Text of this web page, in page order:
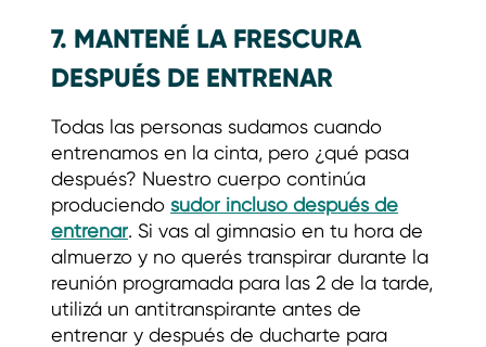
7. MANTENÉ LA FRESCURA
DESPUÉS DE ENTRENAR
Todas las personas sudamos cuando
entrenamos en la cinta, pero ¿qué pasa
después? Nuestro cuerpo continúa
produciendo sudor incluso después de
entrenar. Si vas al gimnasio en tu hora de
almuerzo y no querés transpirar durante la
reunión programada para las 2 de la tarde,
utilizá un antitranspirante antes de
entrenar y después de ducharte para